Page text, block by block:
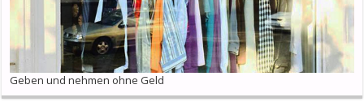
Geben und nehmen ohne Geld